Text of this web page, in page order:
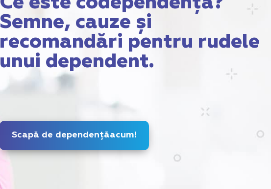
Semne, cauze și
recomandări pentru rudele
unui dependent.
Scapă de dependențăacum!